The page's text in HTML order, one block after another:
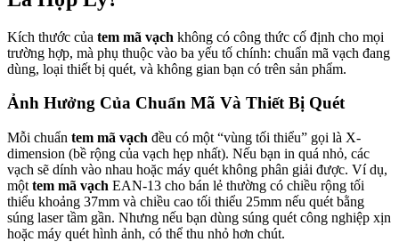
Kích thước của tem mã vạch không có công thức cố định cho mọi
trường hợp, mà phụ thuộc vào ba yếu tố chính: chuẩn mã vạch đang
dùng, loại thiết bị quét, và không gian bạn có trên sản phẩm.
Ảnh Hưởng Của Chuẩn Mã Và Thiết Bị Quét
Mỗi chuẩn tem mã vạch đều có một “vùng tối thiểu” gọi là X-
dimension (bề rộng của vạch hẹp nhất). Nếu bạn in quá nhỏ, các
vạch sẽ dính vào nhau hoặc máy quét không phân giải được. Ví dụ,
một tem mã vạch EAN-13 cho bán lẻ thường có chiều rộng tối
thiểu khoảng 37mm và chiều cao tối thiểu 25mm nếu quét bằng
súng laser tầm gần. Nhưng nếu bạn dùng súng quét công nghiệp xịn
hoặc máy quét hình ảnh, có thể thu nhỏ hơn chút.